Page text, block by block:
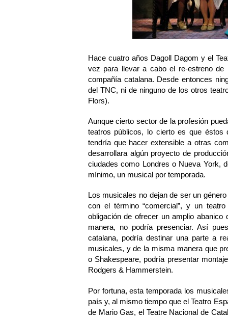
Hace cuatro años Dagoll Dagom y el
vez para llevar a cabo el re-estreno
compañía catalana. Desde entonces
del TNC, ni de ninguno de los otros
Flors).
Aunque cierto sector de la profesión
teatros públicos, lo cierto es que éstos
tendría que hacer extensible a otras
desarrollara algún proyecto de
ciudades como Londres o Nueva York,
mínimo, un musical por temporada.
Los musicales no dejan de ser un
con el término “comercial”, y un
obligación de ofrecer un amplio
manera, no podría presenciar. Así
catalana, podría destinar una parte a
musicales, y de la misma manera que
o Shakespeare, podría presentar
Rodgers & Hammerstein.
Por fortuna, esta temporada los
país y, al mismo tiempo que el Teatro
de Mario Gas, el Teatre Nacional de